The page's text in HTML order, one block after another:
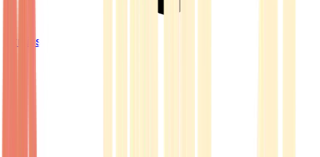
Strains